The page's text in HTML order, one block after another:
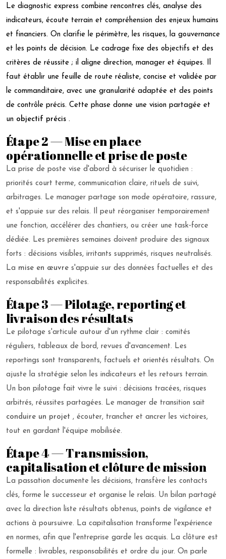
Le diagnostic express combine rencontres clés, analyse des
indicateurs, écoute terrain et compréhension des enjeux humains
et financiers. On clarifie le périmètre, les risques, la gouvernance
et les points de décision. Le cadrage fixe des objectifs et des
critères de réussite ; il aligne direction, manager et équipes. Il
faut établir une feuille de route réaliste, concise et validée par
le commanditaire, avec une granularité adaptée et des points
de contrôle précis. Cette phase donne une vision partagée et
un objectif précis .
Étape 2 — Mise en place
opérationnelle et prise de poste
La prise de poste vise d'abord à sécuriser le quotidien :
priorités court terme, communication claire, rituels de suivi,
arbitrages. Le manager partage son mode opératoire, rassure,
et s'appuie sur des relais. Il peut réorganiser temporairement
une fonction, accélérer des chantiers, ou créer une task‑force
dédiée. Les premières semaines doivent produire des signaux
forts : décisions visibles, irritants supprimés, risques neutralisés.
La mise en œuvre s'appuie sur des données factuelles et des
responsabilités explicites.
Étape 3 — Pilotage, reporting et
livraison des résultats
Le pilotage s'articule autour d'un rythme clair : comités
réguliers, tableaux de bord, revues d'avancement. Les
reportings sont transparents, factuels et orientés résultats. On
ajuste la stratégie selon les indicateurs et les retours terrain.
Un bon pilotage fait vivre le suivi : décisions tracées, risques
arbitrés, réussites partagées. Le manager de transition sait
conduire un projet , écouter, trancher et ancrer les victoires,
tout en gardant l'équipe mobilisée.
Étape 4 — Transmission,
capitalisation et clôture de mission
La passation documente les décisions, transfère les contacts
clés, forme le successeur et organise le relais. Un bilan partagé
avec la direction liste résultats obtenus, points de vigilance et
actions à poursuivre. La capitalisation transforme l'expérience
en normes, afin que l'entreprise garde les acquis. La clôture est
formelle : livrables, responsabilités et ordre du jour. On parle